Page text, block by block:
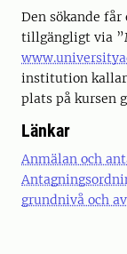
Den sökande
tillgängligt via
institution
plats på kursen
Länkar
Anmälan och
grundnivå och